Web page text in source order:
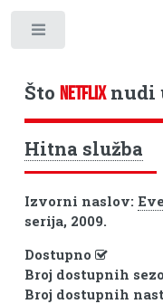
Što NETFLIXnudi
Hitna služba
Izvorni naslov:
serija, 2009.
Dostupno
Broj dostupnih
Broj dostupnih